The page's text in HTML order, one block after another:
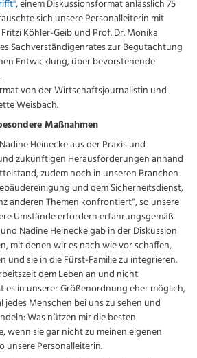
einem Diskussionsformat anlässlich 75
sich unsere Personalleiterin mit
Köhler-Geib und Prof. Dr. Monika
Sachverständigenrates zur Begutachtung
Entwicklung, über bevorstehende
von der Wirtschaftsjournalistin und
Weisbach.
Maßnahmen
Heinecke aus der Praxis und
zukünftigen Herausforderungen anhand
zudem noch in unseren Branchen
und dem Sicherheitsdienst,
anderen Themen konfrontiert“, so unsere
Umstände erfordern erfahrungsgemäß
Nadine Heinecke gab in der Diskussion
mit denen wir es nach wie vor schaffen,
und sie in die Fürst-Familie zu integrieren.
dem Leben an und nicht
es in unserer Größenordnung eher möglich,
Menschen bei uns zu sehen und
Was nützen mir die besten
wenn sie gar nicht zu meinen eigenen
unsere Personalleiterin.